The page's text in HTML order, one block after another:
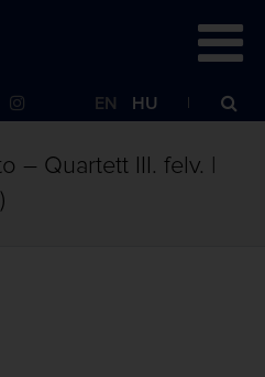
EN HU
– Quartett III. felv. |